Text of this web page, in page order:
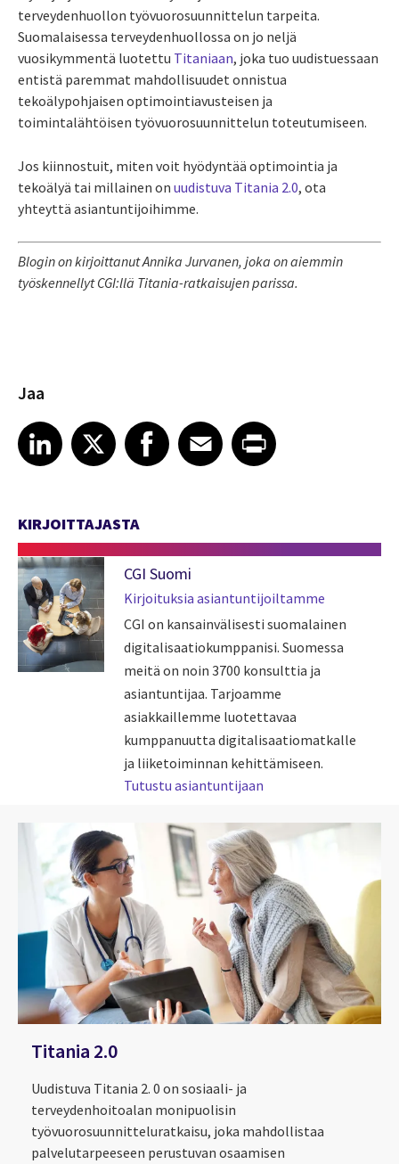
terveydenhuollon työvuorosuunnittelun tarpeita.
Suomalaisessa terveydenhuollossa on jo neljä
vuosikymmentä luotettu Titaniaan, joka tuo uudistuessaan
entistä paremmat mahdollisuudet onnistua
tekoälypohjaisen optimointiavusteisen ja
toimintalähtöisen työvuorosuunnittelun toteutumiseen.
Jos kiinnostuit, miten voit hyödyntää optimointia ja
tekoälyä tai millainen on uudistuva Titania 2.0, ota
yhteyttä asiantuntijoihimme.
Blogin on kirjoittanut Annika Jurvanen, joka on aiemmin
työskennellyt CGI:llä Titania-ratkaisujen parissa.
Jaa
Share article on LinkedIn
LinkedIn
Share article on XShare article on Facebook
Facebook
Share article on Email
EmailShare article on Print
KIRJOITTAJASTA
CGI Suomi
Kirjoituksia asiantuntijoiltamme
CGI on kansainvälisesti suomalainen
digitalisaatiokumppanisi. Suomessa
meitä on noin 3700 konsulttia ja
asiantuntijaa. Tarjoamme
asiakkaillemme luotettavaa
kumppanuutta digitalisaatiomatkalle
ja liiketoiminnan kehittämiseen.
Tutustu asiantuntijaan
Titania 2.0
Uudistuva Titania 2. 0 on sosiaali- ja
terveydenhoitoalan monipuolisin
työvuorosuunnitteluratkaisu, joka mahdollistaa
palvelutarpeeseen perustuvan osaamisen